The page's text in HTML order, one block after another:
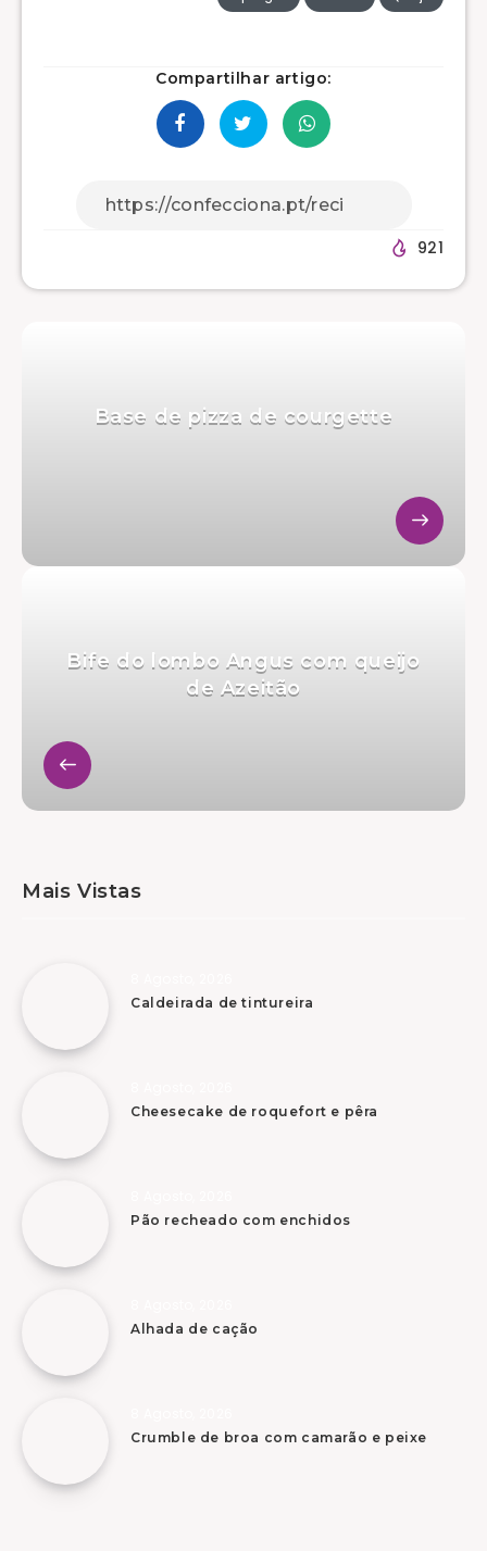
Compartilhar artigo:
921
Base de pizza de courgette
Bife do lombo Angus com queijo
de Azeitão
Mais Vistas
Caldeirada de tintureira
Cheesecake de roquefort e pêra
Pão recheado com enchidos
Alhada de cação
Crumble de broa com camarão e peixe